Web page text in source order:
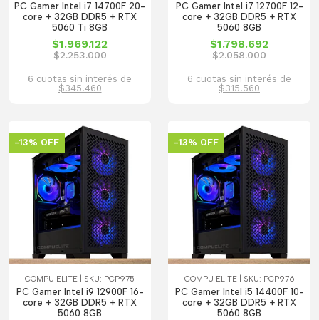
PC Gamer Intel i7 14700F 20-
core + 32GB DDR5 + RTX
5060 Ti 8GB
$1.969.122
$2.253.000
6 cuotas sin interés de
$345.460
PC Gamer Intel i7 12700F 12-
core + 32GB DDR5 + RTX
5060 8GB
$1.798.692
$2.058.000
6 cuotas sin interés de
$315.560
-13% OFF
COMPU ELITE | SKU: PCP975
PC Gamer Intel i9 12900F 16-
core + 32GB DDR5 + RTX
5060 8GB
-13% OFF
COMPU ELITE | SKU: PCP976
PC Gamer Intel i5 14400F 10-
core + 32GB DDR5 + RTX
5060 8GB